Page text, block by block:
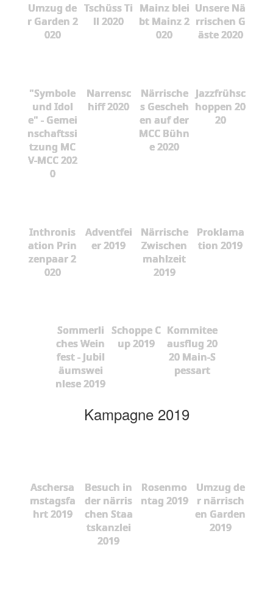
Umzug de
r Garden 2
020
Tschüss Ti
ll 2020
Mainz blei
bt Mainz 2
020
Unsere Nä
rrischen G
äste 2020
"Symbole
und Idol
e" - Gemei
nschaftssi
tzung MC
V-MCC 202
0
Narrensc
hiff 2020
Närrische
s Gescheh
en auf der
MCC Bühn
e 2020
Jazzfrühsc
hoppen 20
20
Inthronis
ation Prin
zenpaar 2
020
Adventfei
er 2019
Närrische
Zwischen
mahlzeit
2019
Proklama
tion 2019
Sommerli
ches Wein
fest - Jubil
äumswei
nlese 2019
Schoppe C
up 2019
Kommitee
ausflug 20
20 Main-S
pessart
Kampagne 2019
Aschersa
mstagsfa
hrt 2019
Besuch in
der närris
chen Staa
tskanzlei
2019
Rosenmo
ntag 2019
Umzug de
r närrisch
en Garden
2019